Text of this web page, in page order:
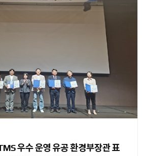
우수 운영 유공 환경부장관 표